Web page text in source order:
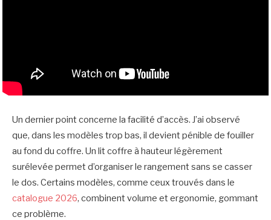
Un dernier point concerne la facilité d’accès. J’ai observé
que, dans les modèles trop bas, il devient pénible de fouiller
au fond du coffre. Un lit coffre à hauteur légèrement
surélevée permet d’organiser le rangement sans se casser
le dos. Certains modèles, comme ceux trouvés dans le
catalogue 2026, combinent volume et ergonomie, gommant
ce problème.